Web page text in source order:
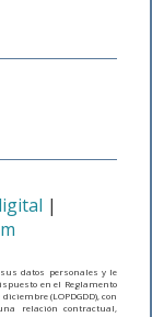
|
datos personales y le
en el Reglamento
(LOPDGDD), con
relación contractual,